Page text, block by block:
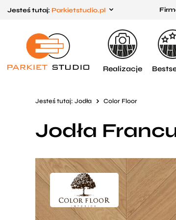
do menu
głównego
do
menu
w
Jesteś tutaj: Parkietstudio.pl
Realizacje
Jesteś tutaj: Jodła Color Floor
Jodła